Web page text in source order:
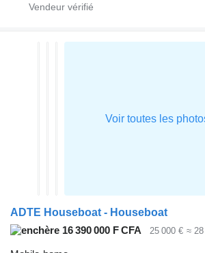
ADTE Houseboat - Houseboat
16 390 000 F CFA
25 000 € ≈